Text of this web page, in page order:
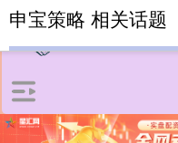
申宝策略 相关话题